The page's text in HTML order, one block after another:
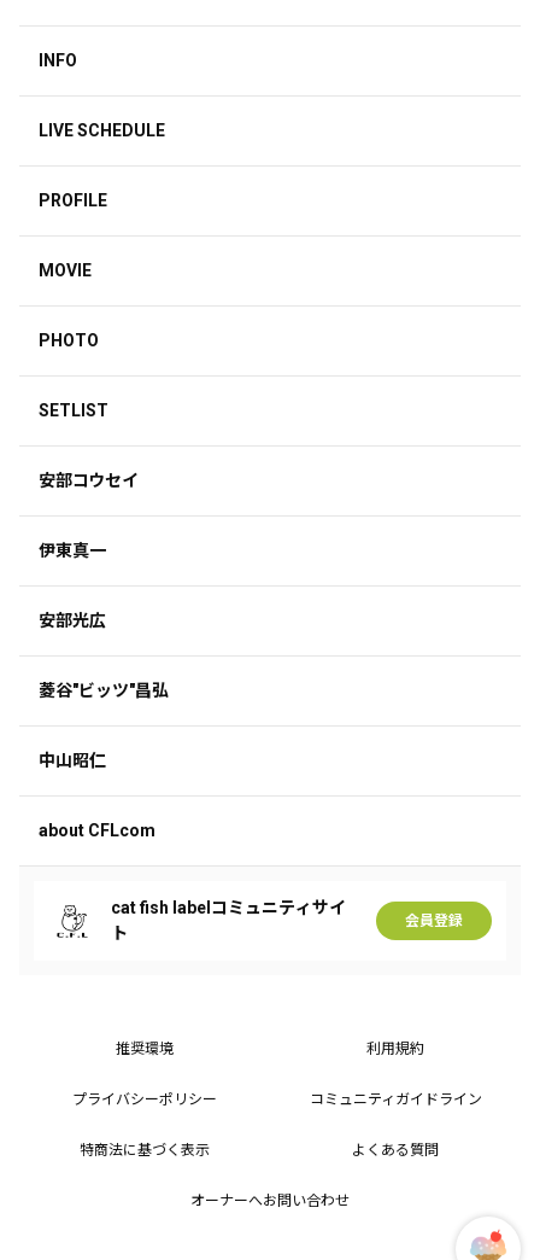
INFO
LIVE SCHEDULE
PROFILE
MOVIE
PHOTO
SETLIST
安部コウセイ
伊東真一
安部光広
菱谷"ビッツ"昌弘
中山昭仁
about CFLcom
cat fish labelコミュニティサイ
ト
会員登録
推奨環境 利用規約
プライバシーポリシー コミュニティガイドライン
特商法に基づく表示 よくある質問
オーナーへお問い合わせ